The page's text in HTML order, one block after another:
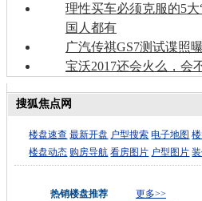
理性买车必须克服的5大
国人都有
广汽传祺GS7测试谍照
宝沃2017还会火么，会
搜狐焦点网
楼盘速查 最新开盘 户型搜索 电子地图
楼盘动态 购房导航 看房图片 户型图片
热销楼盘推荐 更多>>